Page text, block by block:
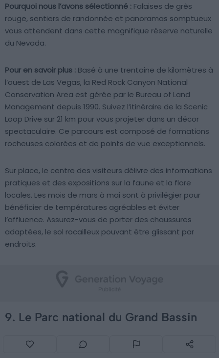
Pourquoi nous l’avons sélectionné : Falaises de grès
rouge, sentiers de randonnée et panoramas somptueux
vous attendent dans cette magnifique réserve naturelle
du Nevada.
Pour en savoir plus : Basé à une trentaine de kilomètres à
l’ouest de Las Vegas, la Red Rock Canyon National
Conservation Area est gérée par le Bureau of Land
Management depuis 1990. Suivez l’itinéraire de la Scenic
Loop Drive sur 21 km pour vous projeter dans un décor
spectaculaire. Ce parcours est composé de formations
rocheuses colorées et de points de vue exceptionnels.
Sur place, le centre des visiteurs délivre des informations
pratiques et des expositions sur la faune et la flore
locales. Les mois de mars à mai sont à privilégier pour
bénéficier de températures agréables et éviter
l’affluence. Assurez-vous de porter des chaussures
adaptées, le sol rocailleux pouvant être glissant par
endroits.
9. Le Parc national du Grand Bassin